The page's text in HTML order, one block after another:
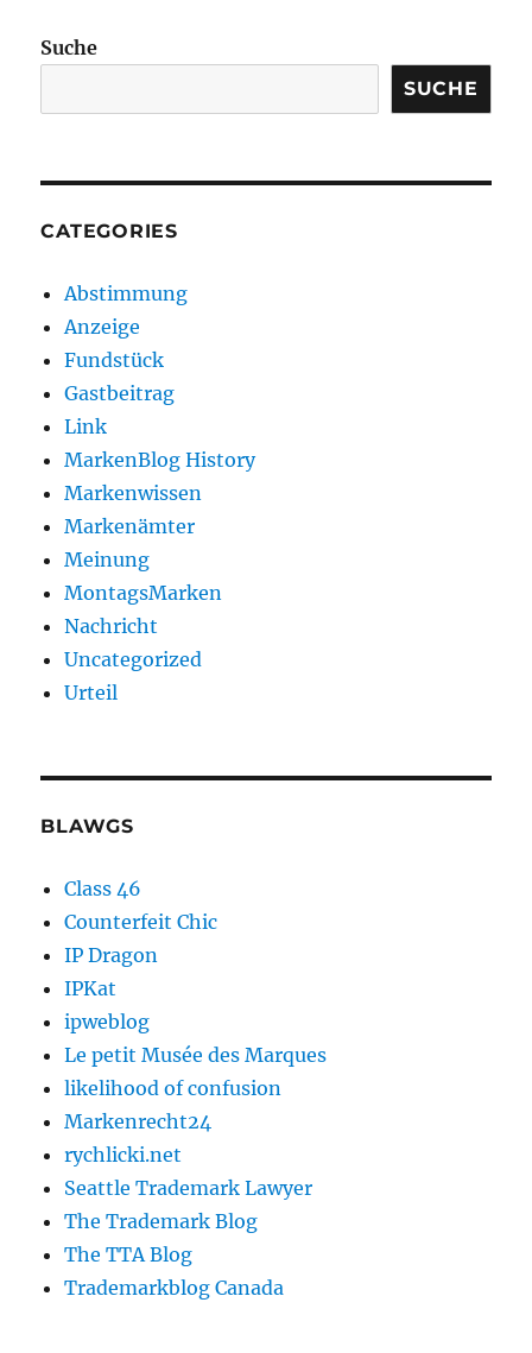
Suche
SUCHE
CATEGORIES
Abstimmung
Anzeige
Fundstück
Gastbeitrag
Link
MarkenBlog History
Markenwissen
Markenämter
Meinung
MontagsMarken
Nachricht
Uncategorized
Urteil
BLAWGS
Class 46
Counterfeit Chic
IP Dragon
IPKat
ipweblog
Le petit Musée des Marques
likelihood of confusion
Markenrecht24
rychlicki.net
Seattle Trademark Lawyer
The Trademark Blog
The TTA Blog
Trademarkblog Canada